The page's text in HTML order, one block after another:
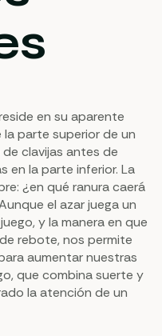
en su aparente
parte superior de un
clavijas antes de
en la parte inferior. La
¿en qué ranura caerá
el azar juega un
y la manera en que
rebote, nos permite
aumentar nuestras
que combina suerte y
la atención de un